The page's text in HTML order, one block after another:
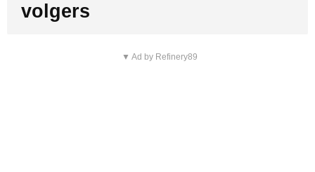
volgers
▼ Ad by Refinery89